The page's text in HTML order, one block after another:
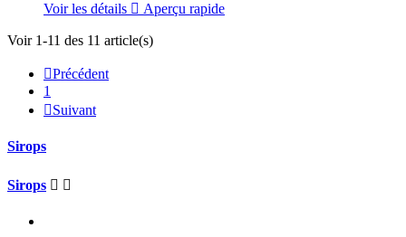
Voir les détails  Aperçu rapide
Voir 1-11 des 11 article(s)
Précédent
1
Suivant
Sirops
Sirops  